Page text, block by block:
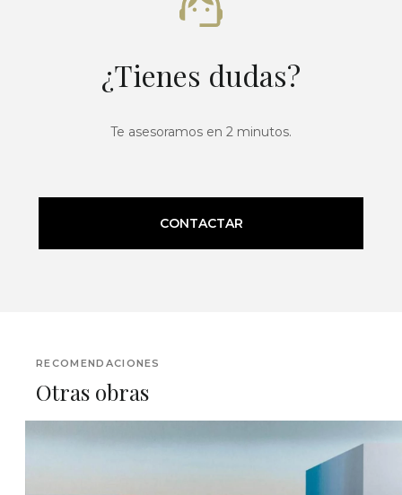
¿Tienes dudas?
Te asesoramos en 2 minutos.
CONTACTAR
RECOMENDACIONES
Otras obras